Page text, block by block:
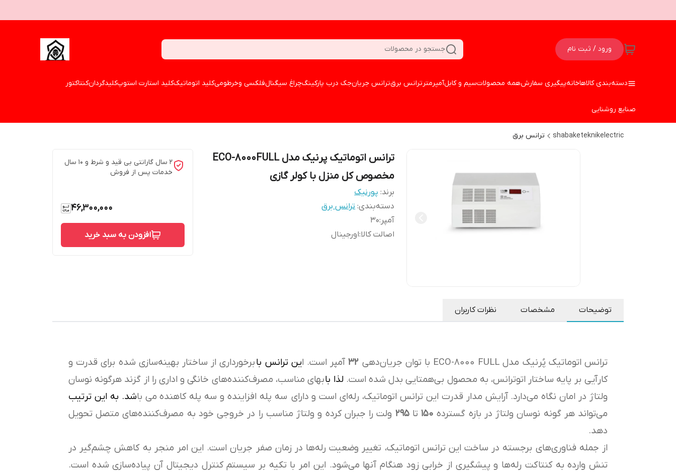
ورود / ثبت نام جستجو در محصولات
دسته‌بندی کالاهاخانهپیگیری سفارشهمه محصولاتسیم و کابلآمپرمترترانس برقترانس جریانجک درب پارکینگچراغ سیگنالفلکسی وخرطومیکلید اتوماتیککلید استارت استوپکلیدگردانکنتاکتور
صنایع روشنایی
shabaketeknikelectric ترانس برق
ترانس اتوماتیک پرنیک مدل ECO-8000FULL
مخصوص کل منزل با کولر گازی
برند: پورنیک
دسته‌بندی:ترانس برق
آمپر :
30
اصالت کالا:اورجینال
2 سال گارانتی بی قید و شرط و 10 سال
خدمات پس از فروش
46,300,000
افزودن به سبد خرید
توضیحات مشخصات نظرات کاربران
ترانس اتوماتیک پُرنیک مدل ECO-8000 FULL با توان جریان‌دهی ۳۲آمپر است. این ترانس بابرخورداری از ساختار بهینه‌سازی شده برای قدرت و
کارآیی بر پایه ساختار اتوترانس، به محصول بی‌همتایی بدل شده است. لذا بابهای مناسب، مصرف‌کننده‌های خانگی و اداری را از گزند هرگونه نوسان
ولتاژ در امان نگاه می‌دارد. آرایش مدار قدرت این ترانس اتوماتیک، رله‌ای است و دارای سه پله افزاینده و سه پله کاهنده می باشد. به این ترتیب
می‌تواند هر گونه نوسان ولتاژ در بازه گسترده ۱۵۰تا۲۹۵ ولت را جبران کرده و ولتاژ مناسب را در خروجی خود به مصرف‌کننده‌های متصل تحویل
دهد.
از جمله فناوری‌های برجسته در ساخت این ترانس اتوماتیک، تغییر وضعیت رله‌ها در زمان صفر جریان است. این امر منجر به کاهش چشم‌گیر در
تنش وارده به کنتاکت رله‌ها و پیشگیری از خرابی زود هنگام آنها می‌شود. این امر با تکیه بر سیستم کنترل دیجیتال آن پیاده‌سازی شده است.